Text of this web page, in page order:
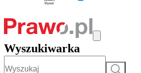
Wyszukiwarka
Szukaj